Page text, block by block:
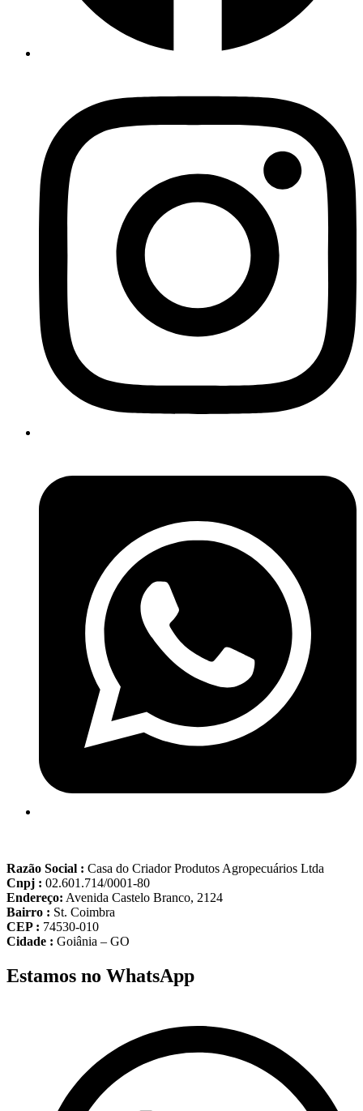
Razão Social : Casa do Criador Produtos Agropecuários Ltda
Cnpj : 02.601.714/0001-80
Endereço: Avenida Castelo Branco, 2124
Bairro : St. Coimbra
CEP : 74530-010
Cidade : Goiânia – GO
Estamos no WhatsApp